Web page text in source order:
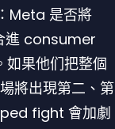
Meta 是否將
進 consumer
果他们把整個
將出現第二、
fight 會加劇